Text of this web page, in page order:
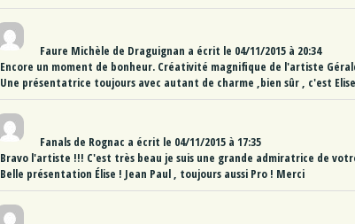
Faure Michèle de Draguignan a écrit le 04/11/2015 à 20:34
Encore un moment de bonheur. Créativité magnifique de l'artiste
Une présentatrice toujours avec autant de charme ,bien sûr , c'est
Fanals de Rognac a écrit le 04/11/2015 à 17:35
Bravo l'artiste !!! C'est très beau je suis une grande admiratrice de
Belle présentation Élise ! Jean Paul , toujours aussi Pro ! Merci